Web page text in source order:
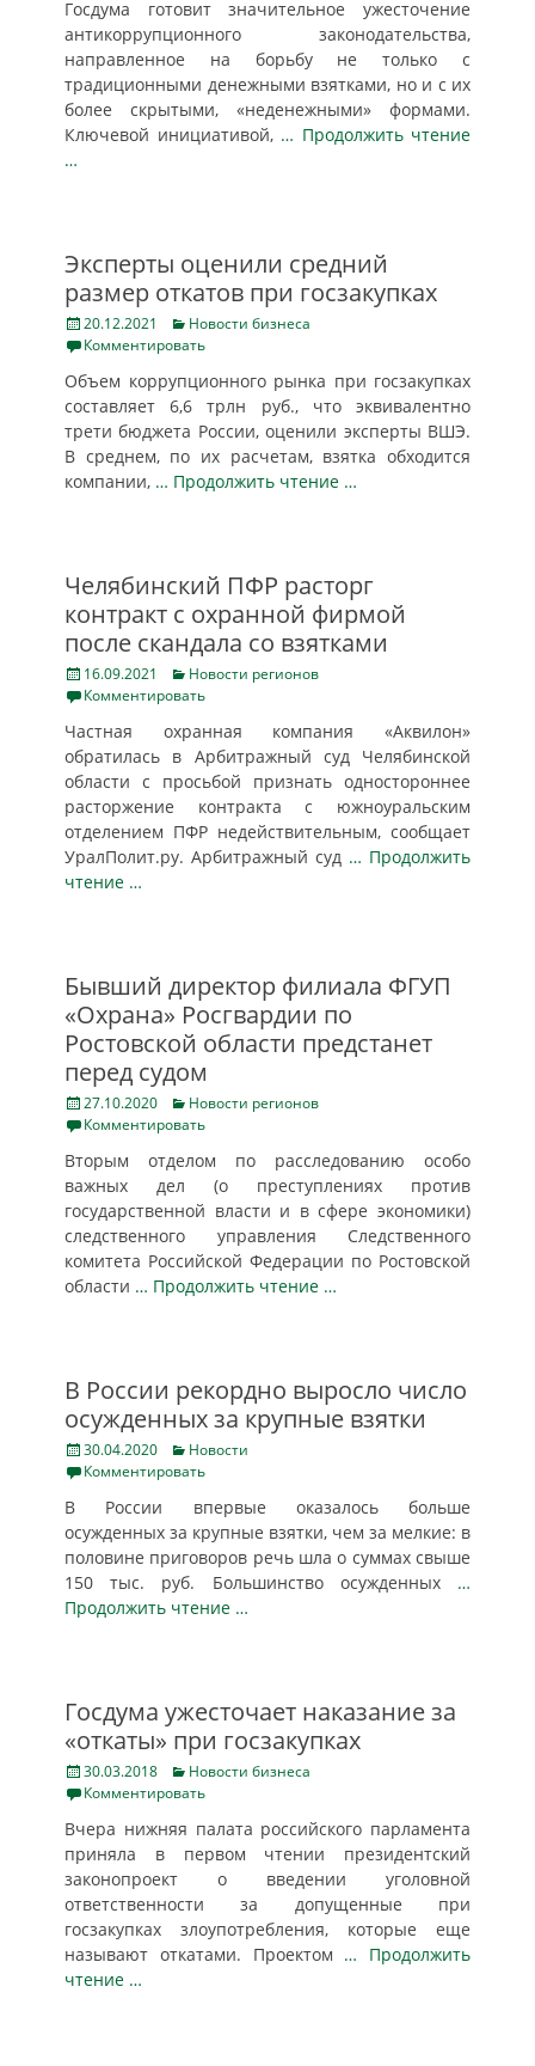
Госдума готовит значительное ужесточение
антикоррупционного законодательства,
направленное на борьбу не только с
традиционными денежными взятками, но и с их
более скрытыми, «неденежными» формами.
Ключевой инициативой, … Продолжить чтение
…
Эксперты оценили средний
размер откатов при госзакупках
Posted
on
20.12.2021 Categories
Новости бизнеса
Комментировать
Объем коррупционного рынка при госзакупках
составляет 6,6 трлн руб., что эквивалентно
трети бюджета России, оценили эксперты ВШЭ.
В среднем, по их расчетам, взятка обходится
компании, … Продолжить чтение …
​Челябинский ПФР расторг
контракт с охранной фирмой
после скандала со взятками
Posted
on
16.09.2021 Categories
Новости регионов
Комментировать
Частная охранная компания «Аквилон»
обратилась в Арбитражный суд Челябинской
области с просьбой признать одностороннее
расторжение контракта с южноуральским
отделением ПФР недействительным, сообщает
УралПолит.ру. Арбитражный суд … Продолжить
чтение …
Бывший директор филиала ФГУП
«Охрана» Росгвардии по
Ростовской области предстанет
перед судом
Posted
on
27.10.2020 Categories
Новости регионов
Комментировать
Вторым отделом по расследованию особо
важных дел (о преступлениях против
государственной власти и в сфере экономики)
следственного управления Следственного
комитета Российской Федерации по Ростовской
области … Продолжить чтение …
В России рекордно выросло число
осужденных за крупные взятки
Posted
on
30.04.2020 Categories
Новости
Комментировать
В России впервые оказалось больше
осужденных за крупные взятки, чем за мелкие: в
половине приговоров речь шла о суммах свыше
150 тыс. руб. Большинство осужденных …
Продолжить чтение …
Госдума ужесточает наказание за
«откаты» при госзакупках
Posted
on
30.03.2018 Categories
Новости бизнеса
Комментировать
Вчера нижняя палата российского парламента
приняла в первом чтении президентский
законопроект о введении уголовной
ответственности за допущенные при
госзакупках злоупотребления, которые еще
называют откатами. Проектом … Продолжить
чтение …